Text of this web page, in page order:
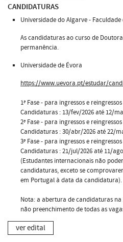
CANDIDATURAS
Universidade do Algarve -
As candidaturas ao curso de
permanência.
Universidade de Évora
https://www.uevora.pt/estudar/
1ª Fase - para ingressos e reingressos
Candidaturas : 13/fev/2026 até 12/
2ª Fase - para ingressos e reingressos
Candidaturas : 30/abr/2026 até 22/
3ª Fase - para ingressos e reingressos
Candidaturas : 21/jul/2026 até 11/
(Estudantes internacionais não
candidaturas, exceto se
em Portugal à data da candidatura).
Nota: a abertura de candidaturas na
não preenchimento de todas as
ver edital